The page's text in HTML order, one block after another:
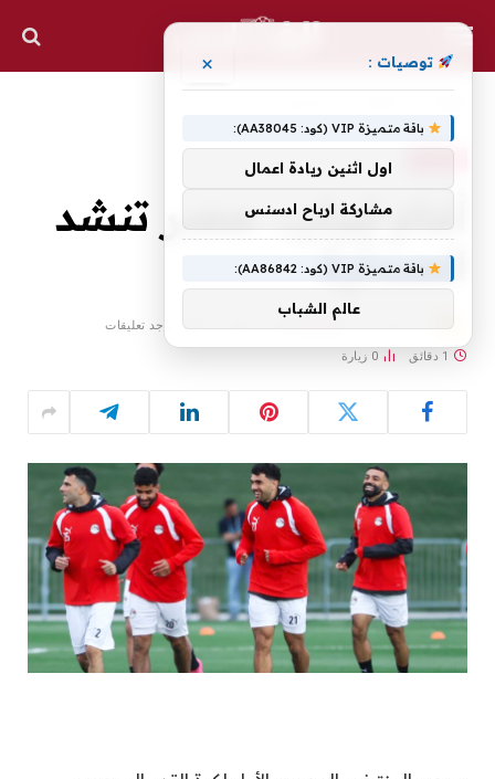
أمام إيران.. مصر تنشد
الصدارة
ALFARES لا توجد تعليقات
1 دقائق 0 زيارة
توصيات : ×
باقة متميزة VIP (كود: AA38045):
اول اثنين ريادة اعمال
مشاركة ارباح ادسنس
باقة متميزة VIP (كود: AA86842):
عالم الشباب